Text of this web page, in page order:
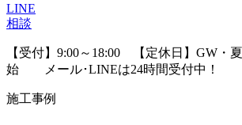
LINE
相談
【受付】9:00～18:00 【定休日】GW・
始 メール･LINEは24時間受付中！
施工事例